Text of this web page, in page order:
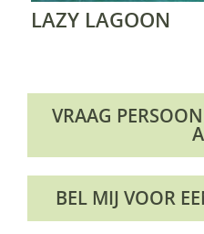
LAZY LAGOON
VRAAG
BEL MIJ VOOR